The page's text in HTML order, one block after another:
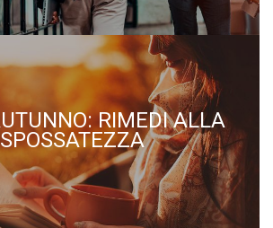
RIMEDI ALLA
SPOSSATEZZA